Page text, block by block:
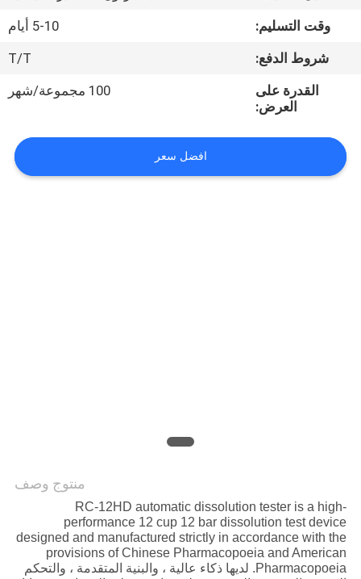
رقابة
جودة
بنا
وقت التسليم:
5-10 أيام
شروط الدفع:
T/T
القدرة على
العرض:
100 مجموعة/شهر
افضل سعر
منتوج وصف
RC-12HD automatic dissolution tester is a high-
performance 12 cup 12 bar dissolution test device
designed and manufactured strictly in accordance with the
provisions of Chinese Pharmacopoeia and American
Pharmacopoeia. لديها ذكاء عالية ، والبنية المتقدمة ، والتحكم